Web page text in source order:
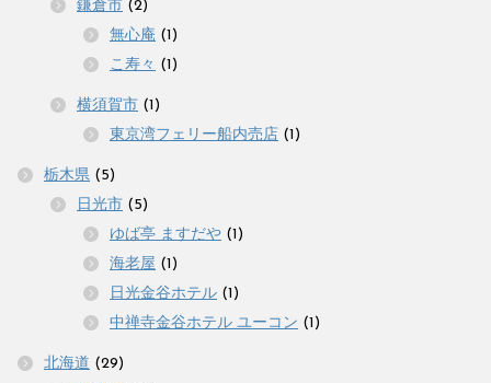
鎌倉市 (2)
無心庵 (1)
こ寿々 (1)
横須賀市 (1)
東京湾フェリー船内売店 (1)
栃木県 (5)
日光市 (5)
ゆば亭 ますだや (1)
海老屋 (1)
日光金谷ホテル (1)
中禅寺金谷ホテル ユーコン (1)
北海道 (29)